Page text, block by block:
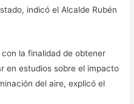
indicó el Alcalde Rubén
la finalidad de obtener
en estudios sobre el impacto
del aire, explicó el